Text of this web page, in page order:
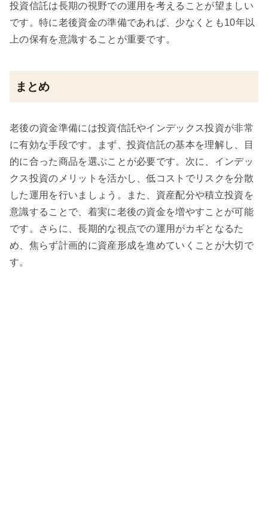
投資信託は長期の視野での運用を考えることが望ましい
です。特に老後資金の準備であれば、少なくとも10年以
上の保有を意識することが重要です。
まとめ
老後の資金準備には投資信託やインデックス投資が非常
に有効な手段です。まず、投資信託の基本を理解し、目
的に合った商品を選ぶことが必要です。次に、インデッ
クス投資のメリットを活かし、低コストでリスクを分散
した運用を行いましょう。また、資産配分や積立投資を
意識することで、着実に老後の資金を増やすことが可能
です。さらに、長期的な視点での運用がカギとなるた
め、焦らず計画的に資産形成を進めていくことが大切で
す。